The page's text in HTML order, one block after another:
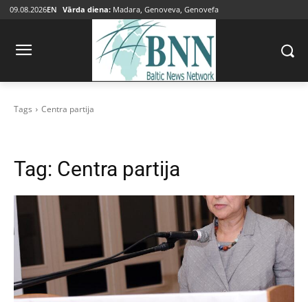
09.08.2026EN Vārda diena: Madara, Genoveva, Genovefa
Tags Centra partija
Tag: Centra partija